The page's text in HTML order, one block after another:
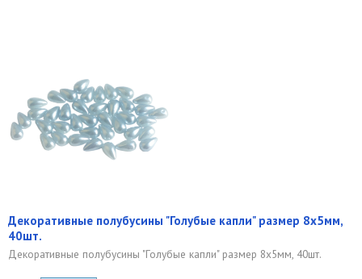
Декоративные полубусины "Голубые капли" размер 8х5мм,
40шт.
Декоративные полубусины "Голубые капли" размер 8х5мм, 40шт.